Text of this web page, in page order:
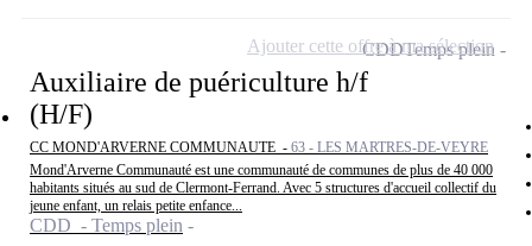
Auxiliaire de puériculture h/f
(H/F)
CC MOND'ARVERNE COMMUNAUTE - 63 - LES MARTRES-DE-VEYRE
Mond'Arverne Communauté est une communauté de communes de plus de 40 000
habitants situés au sud de Clermont-Ferrand. Avec 5 structures d'accueil collectif du
jeune enfant, un relais petite enfance...
CDD - Temps plein
CDDTemps plein
Ajouter cette offre à ma sélection